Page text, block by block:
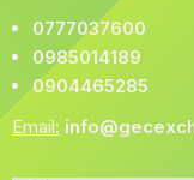
0777037600
0985014189
0904465285
Email: